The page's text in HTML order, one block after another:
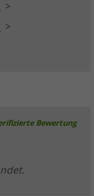
Geschirr-Set mit
Bewertung